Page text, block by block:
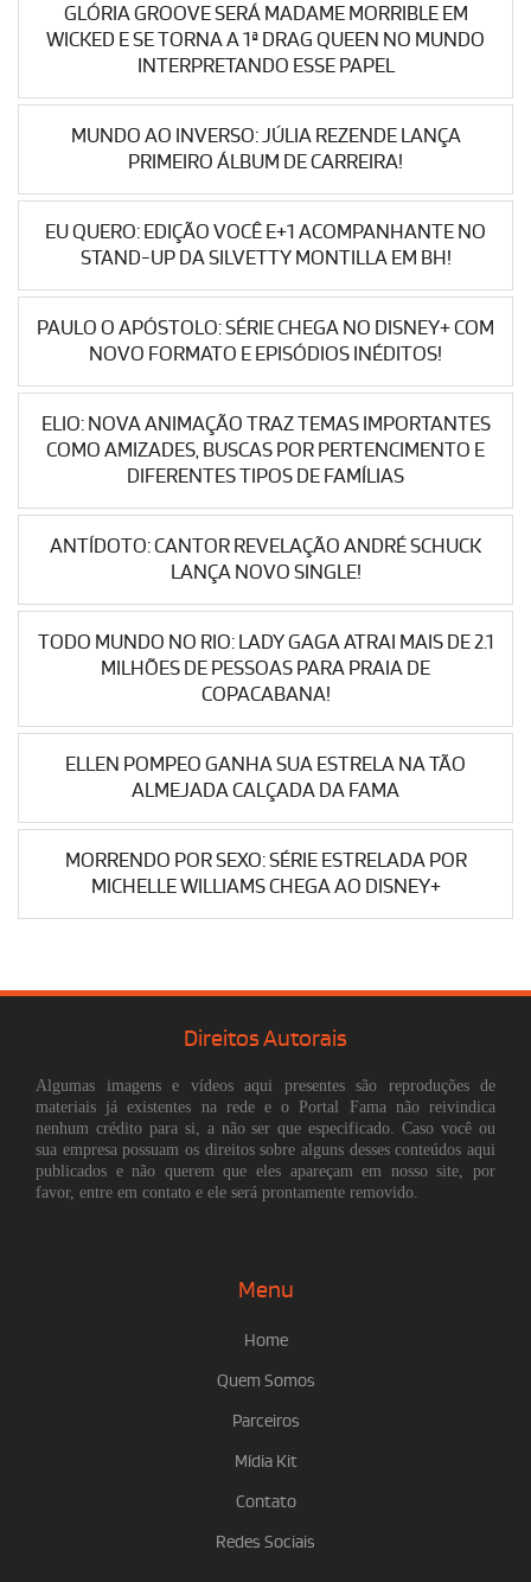
GLÓRIA GROOVE SERÁ MADAME MORRIBLE EM
WICKED E SE TORNA A 1ª DRAG QUEEN NO MUNDO
INTERPRETANDO ESSE PAPEL
MUNDO AO INVERSO: JÚLIA REZENDE LANÇA
PRIMEIRO ÁLBUM DE CARREIRA!
EU QUERO: EDIÇÃO VOCÊ E+1 ACOMPANHANTE NO
STAND-UP DA SILVETTY MONTILLA EM BH!
PAULO O APÓSTOLO: SÉRIE CHEGA NO DISNEY+ COM
NOVO FORMATO E EPISÓDIOS INÉDITOS!
ELIO: NOVA ANIMAÇÃO TRAZ TEMAS IMPORTANTES
COMO AMIZADES, BUSCAS POR PERTENCIMENTO E
DIFERENTES TIPOS DE FAMÍLIAS
ANTÍDOTO: CANTOR REVELAÇÃO ANDRÉ SCHUCK
LANÇA NOVO SINGLE!
TODO MUNDO NO RIO: LADY GAGA ATRAI MAIS DE 2.1
MILHÕES DE PESSOAS PARA PRAIA DE
COPACABANA!
ELLEN POMPEO GANHA SUA ESTRELA NA TÃO
ALMEJADA CALÇADA DA FAMA
MORRENDO POR SEXO: SÉRIE ESTRELADA POR
MICHELLE WILLIAMS CHEGA AO DISNEY+
Direitos Autorais
Algumas imagens e vídeos aqui presentes são reproduções de
materiais já existentes na rede e o Portal Fama não reivindica
nenhum crédito para si, a não ser que especificado. Caso você ou
sua empresa possuam os direitos sobre alguns desses conteúdos aqui
publicados e não querem que eles apareçam em nosso site, por
favor, entre em contato e ele será prontamente removido.
Menu
Home
Quem Somos
Parceiros
Mídia Kit
Contato
Redes Sociais